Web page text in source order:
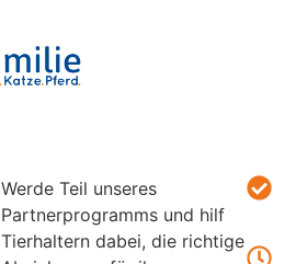
Werde Teil unseres
Partnerprogramms und hilf
Tierhaltern dabei, die richtige